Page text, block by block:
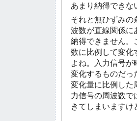
あまり納得でき
それと無ひずみの
波数が直線関係に
納得できません。
数に比例して変化
よね。入力信号が
変化するものだっ
変化量に比例した
力信号の周波数で
きてしまいますけ